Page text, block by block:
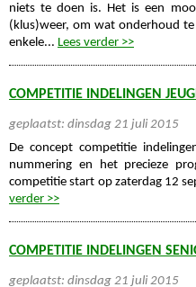
niets te doen is. Het is een
(klus)weer, om wat onderhoud te
enkele... Lees verder >>
COMPETITIE INDELINGEN
geplaatst: dinsdag 21 juli 2015
De concept competitie
nummering en het precieze
competitie start op zaterdag 12
verder >>
COMPETITIE INDELINGEN
geplaatst: dinsdag 21 juli 2015